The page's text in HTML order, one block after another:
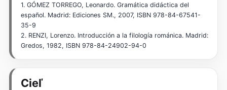
1. GÓMEZ TORREGO, Leonardo. Gramática didáctica del
español. Madrid: Ediciones SM., 2007, ISBN 978-84-67541-
35-9
2. RENZI, Lorenzo. Introducción a la filología románica. Madrid:
Gredos, 1982, ISBN 978-84-24902-94-0
Cieľ